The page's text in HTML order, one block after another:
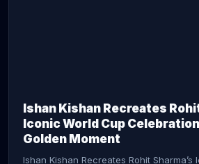
Ishan Kishan Recreates
Iconic World Cup
Golden Moment
Ishan Kishan Recreates Rohit Sharma’s